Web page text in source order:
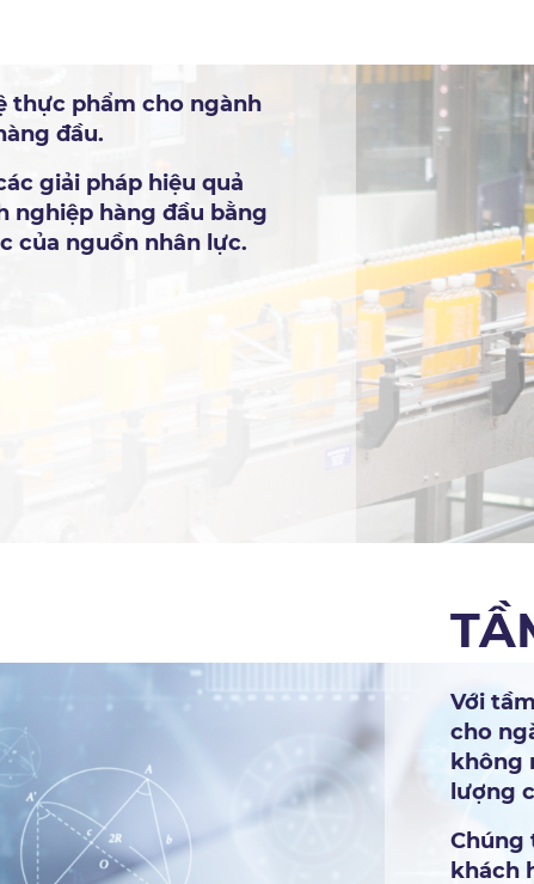
thực phẩm cho ngành
đầu.
giải pháp hiệu quả
nghiệp hàng đầu bằng
của nguồn nhân lực.
Với
cho
không
lượng
Chúng
khách